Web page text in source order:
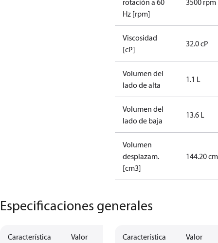
rotación a 60
Hz [rpm]
3500 rpm
Viscosidad
[cP]
32.0 cP
Volumen del
lado de alta
1.1 L
Volumen del
lado de baja
13.6 L
Volumen
desplazam.
[cm3]
144.20
Especificaciones generales
Característica Valor Característica Valor